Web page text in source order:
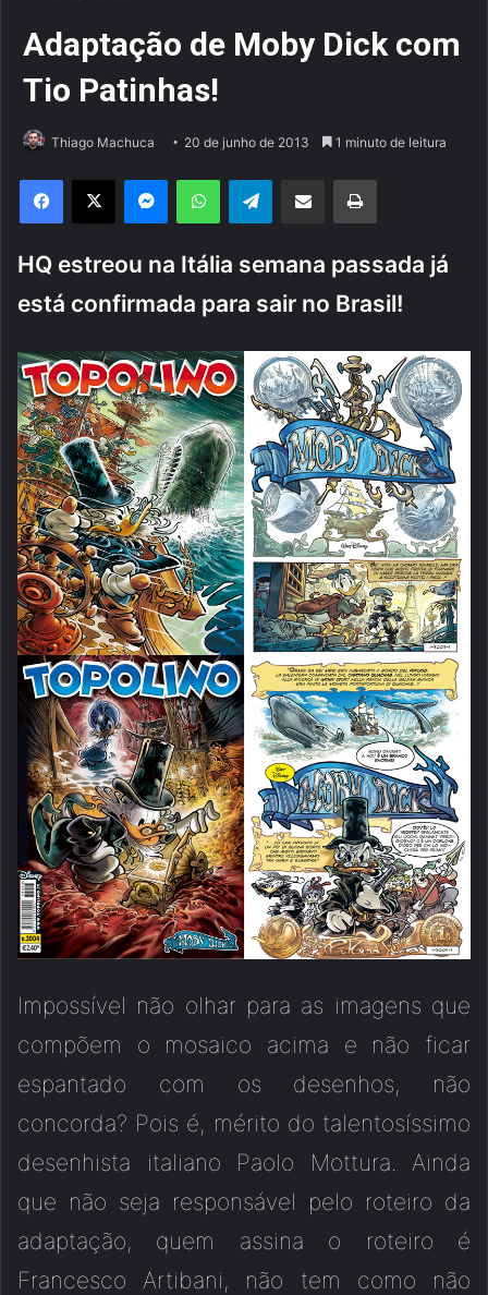
Adaptação de Moby Dick com
Tio Patinhas!
Thiago Machuca 20 de junho de 2013 1 minuto de leitura
HQ estreou na Itália semana passada já
está confirmada para sair no Brasil!
Impossível não olhar para as imagens que
compõem o mosaico acima e não ficar
espantado com os desenhos, não
concorda? Pois é, mérito do talentosíssimo
desenhista italiano Paolo Mottura. Ainda
que não seja responsável pelo roteiro da
adaptação, quem assina o roteiro é
Francesco Artibani, não tem como não